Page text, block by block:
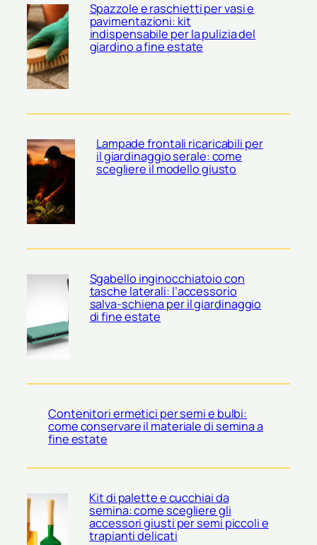
Spazzole e raschietti per vasi e
pavimentazioni: kit
indispensabile per la pulizia del
giardino a fine estate
Lampade frontali ricaricabili per
il giardinaggio serale: come
scegliere il modello giusto
Sgabello inginocchiatoio con
tasche laterali: l’accessorio
salva-schiena per il giardinaggio
di fine estate
Contenitori ermetici per semi e bulbi:
come conservare il materiale di semina a
fine estate
Kit di palette e cucchiai da
semina: come scegliere gli
accessori giusti per semi piccoli e
trapianti delicati